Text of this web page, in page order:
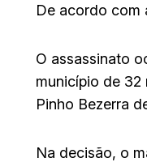
De acordo com
O assassinato
município de 32
Pinho Bezerra
Na decisão, o